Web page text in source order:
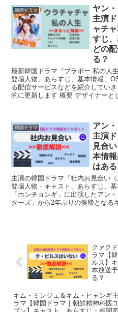
韓国ドラマ
ヤン
主演
ャチ
すじ
どの
る？
最新韓国ドラマ『ブラボー 私の人
登場人物、あらすじ、基本情報、
る配信サービスなどを紹介してい
的に更新します 概要 デザイナーと
韓国ドラマ
アン
主演
見合
本情
はある
主演の韓国ドラマ『社内お見合い
登場人物・キャスト、あらすじ、
「ホンチョンギ」に出演したアン
ターズ」から2年ぶりの復帰となる
クァク
ラマ【
ルス】
本放送
る？
キム・ミンジェ＆キム・ヒャンギ
ラマ【韓国ドラマ｜朝鮮精神科医